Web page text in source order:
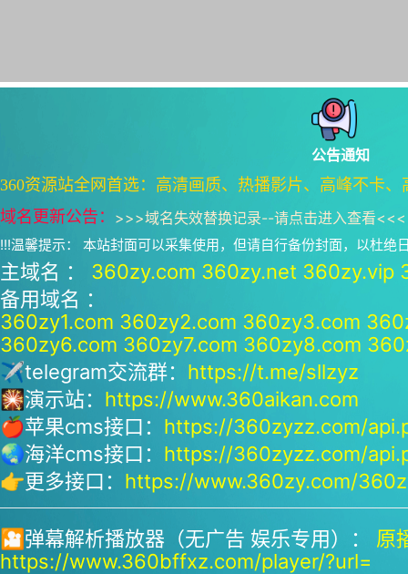
公告通知
360资源站全网首选：高清画质、热播影片、高峰不卡
域名更新公告： >>>域名失效替换记录--请点击进入查看<<<
!!!温馨提示： 本站封面可以采集使用，但请自行备份封面，以杜绝
主域名 ： 360zy.com 360zy.net 360zy.vip
备用域名 ：
360zy1.com 360zy2.com 360zy3.com
360zy6.com 360zy7.com 360zy8.com
✈telegram交流群： https://t.me/sllzyz
🎇演示站： https://www.360aikan.com
🍎苹果cms接口： https://360zyzz.com/
🌏海洋cms接口： https://360zyzz.com/
👉更多接口： https://www.360zy.com/
🎦弹幕解析播放器（无广告 娱乐专用）： 原
https://www.360bffxz.com/player/?url=